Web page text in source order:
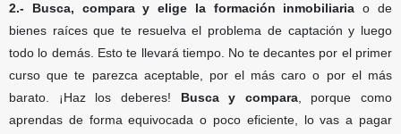
2.- Busca, compara y elige la formación inmobiliariao de
bienes raíces que te resuelva el problema de captación y luego
todo lo demás. Esto te llevará tiempo. No te decantes por el primer
curso que te parezca aceptable, por el más caro o por el más
barato. ¡Haz los deberes! Busca y compara, porque como
aprendas de forma equivocada o poco eficiente, lo vas a pagar